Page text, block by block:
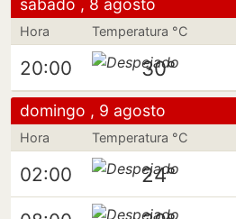
sábado , 8 agosto
Hora Temperatura °C
20:00 30°
domingo , 9 agosto
Hora Temperatura °C
02:00 24°